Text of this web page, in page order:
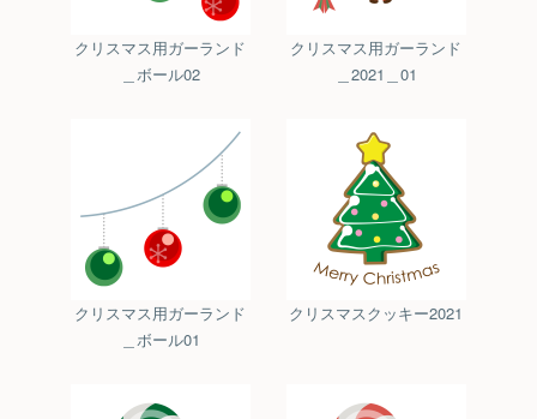
クリスマス用ガーランド
＿ボール02
クリスマス用ガーランド
＿2021＿01
クリスマス用ガーランド
＿ボール01
クリスマスクッキー2021